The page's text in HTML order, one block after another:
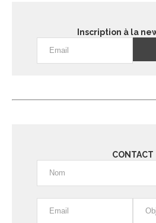
Inscription à la
CONTACT